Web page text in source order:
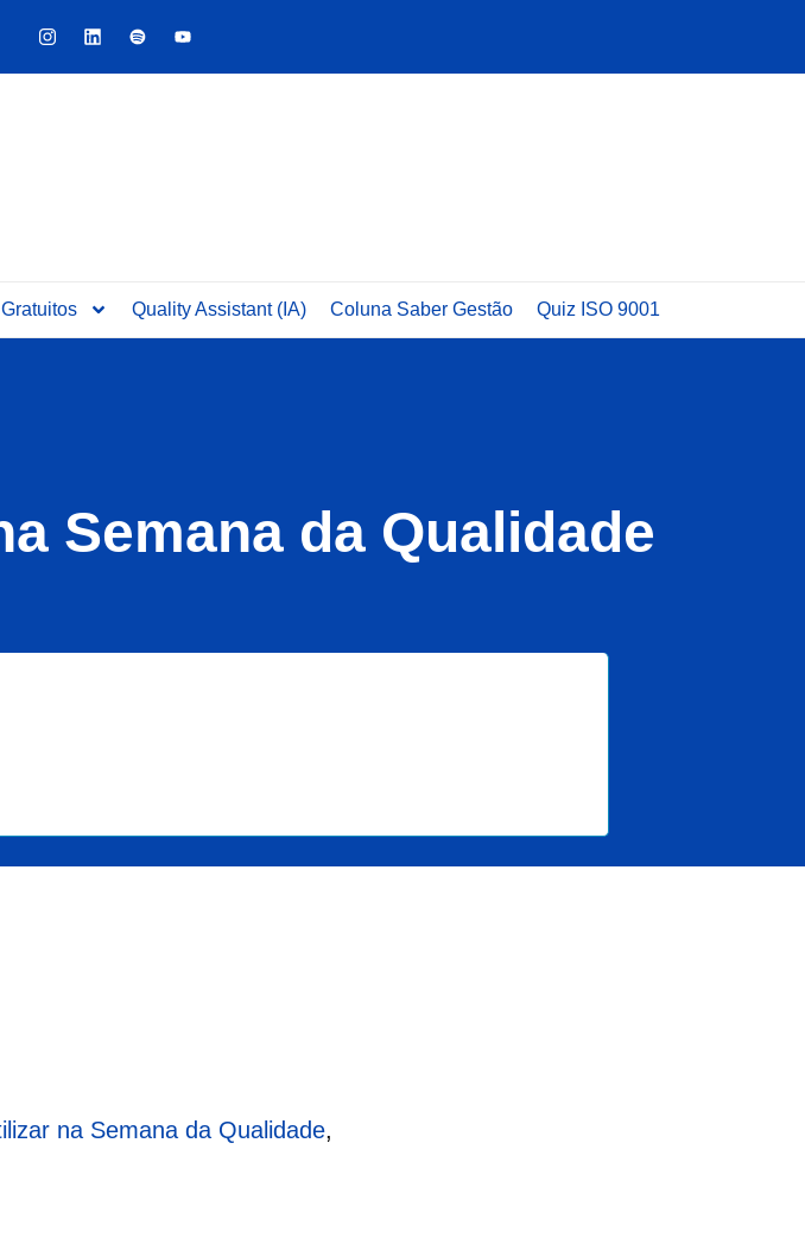
o
t
Quality Assistant (IA) Coluna Saber Gestão Quiz ISO 9001
Semana da Qualidade
na Semana da Qualidade,